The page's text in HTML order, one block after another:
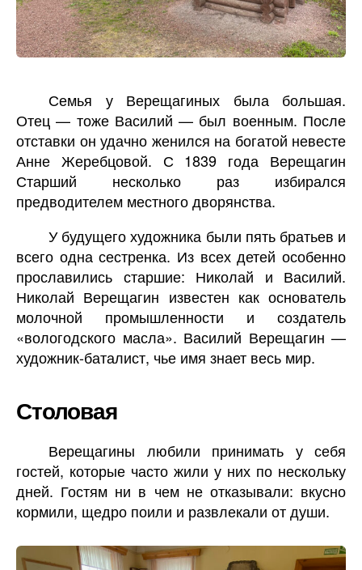
Семья у Верещагиных была большая.
Отец — тоже Василий — был военным. После
отставки он удачно женился на богатой невесте
Анне Жеребцовой. С 1839 года Верещагин
Старший несколько раз избирался
предводителем местного дворянства.
У будущего художника были пять братьев и
всего одна сестренка. Из всех детей особенно
прославились старшие: Николай и Василий.
Николай Верещагин известен как основатель
молочной промышленности и создатель
«вологодского масла». Василий Верещагин —
художник-баталист, чье имя знает весь мир.
Столовая
Верещагины любили принимать у себя
гостей, которые часто жили у них по нескольку
дней. Гостям ни в чем не отказывали: вкусно
кормили, щедро поили и развлекали от души.